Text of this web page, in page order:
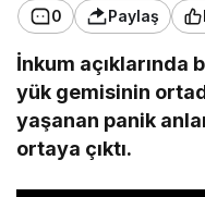
0 Paylaş
İnkum açıklarında
yük gemisinin
yaşanan panik
ortaya çıktı.